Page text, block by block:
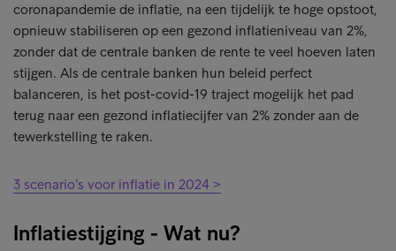
coronapandemie de inflatie, na een tijdelijk te hoge opstoot,
opnieuw stabiliseren op een gezond inflatieniveau van 2%,
zonder dat de centrale banken de rente te veel hoeven laten
stijgen. Als de centrale banken hun beleid perfect
balanceren, is het post-covid-19 traject mogelijk het pad
terug naar een gezond inflatiecijfer van 2% zonder aan de
tewerkstelling te raken.
3 scenario’s voor inflatie in 2024 >
Inflatiestijging - Wat nu?